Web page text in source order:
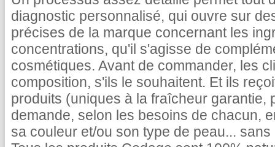
diagnostic personnalisé, qui ouvre sur
précises de la marque concernant les
concentrations, qu'il s'agisse de
cosmétiques. Avant de commander, les
composition, s'ils le souhaitent. Et ils
produits (uniques à la fraîcheur garantie,
demande, selon les besoins de chacun,
sa couleur et/ou son type de peau...